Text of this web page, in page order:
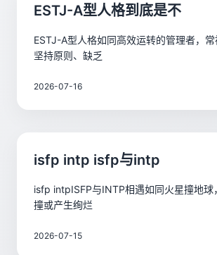
ESTJ-A型人格到底是不
ESTJ-A型人格如同高效运转的管理者，
坚持原则、缺乏
2026-07-16
isfp intp isfp与intp
isfp intpISFP与INTP相遇如同火星撞地球
撞或产生绚烂
2026-07-15